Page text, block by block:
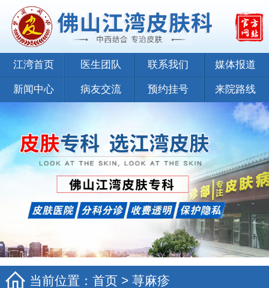
江湾首页 医生团队 联系我们 媒体报道
新闻中心 病友交流 预约挂号 来院路线
当前位置： 首页 > 荨麻疹